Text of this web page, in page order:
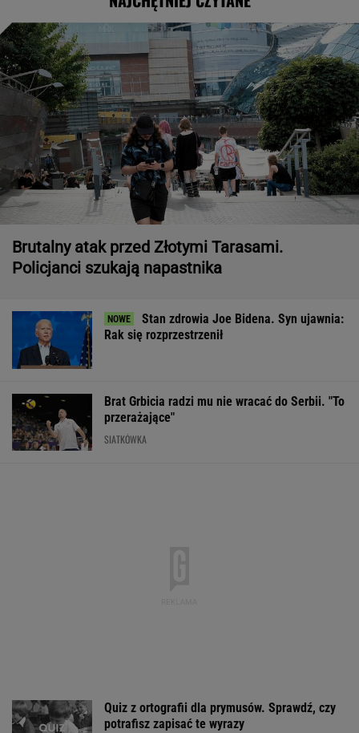
Brutalny atak przed Złotymi Tarasami.
Policjanci szukają napastnika
Stan zdrowia Joe Bidena. Syn ujawnia:
Rak się rozprzestrzenił
Brat Grbicia radzi mu nie wracać do Serbii. "To
przerażające"
SIATKÓWKA
Quiz z ortografii dla prymusów. Sprawdź, czy
potrafisz zapisać te wyrazy